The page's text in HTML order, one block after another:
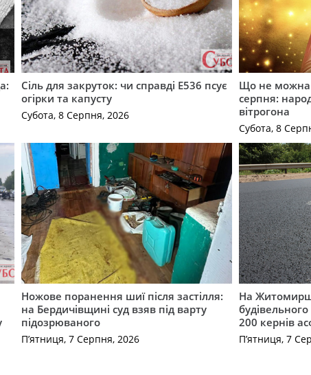
Сіль для закруток: чи справді Е536 псує
огірки та капусту
Субота, 8 Серпня, 2026
Що не можна
серпня:
вітрогона
Субота, 8
Ножове поранення шиї після застілля:
на Бердичівщині суд взяв під варту
підозрюваного
П’ятниця, 7 Серпня, 2026
На
200 кернів
П’ятниця, 7